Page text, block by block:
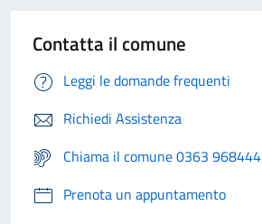
Contatta il comune
Leggi le domande frequenti
Richiedi Assistenza
Chiama il comune 0363 968444
Prenota un appuntamento